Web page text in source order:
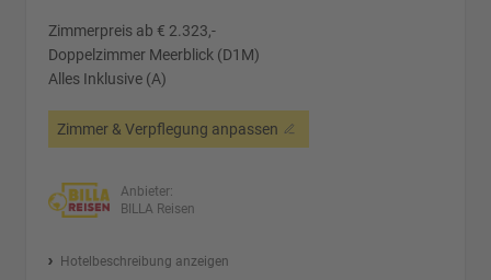
Zimmerpreis ab € 2.323,-
Doppelzimmer Meerblick (D1M)
Alles Inklusive (A)
Zimmer & Verpflegung anpassen
Anbieter:
BILLA Reisen
Hotelbeschreibung anzeigen